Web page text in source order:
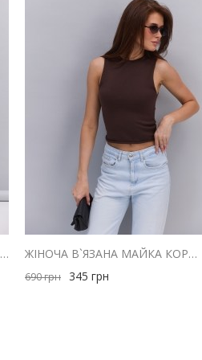
ЖІНОЧІ КОСТЮМНІ ШТАНИ РОЖЕВІ ЗІ СКЛАДКАМИ ВГОРІ ЖІНОЧА В`ЯЗАНА МАЙКА КОРИЧНЕВА З ЗАКРУЧЕНИМИ КРАЯМИ
690грн 345 грн